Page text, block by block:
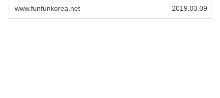
www.funfunkorea.net 2019.03.09